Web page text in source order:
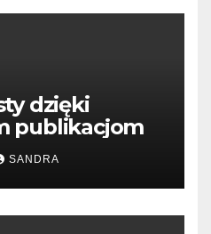
dzięki
publikacjom
SANDRA